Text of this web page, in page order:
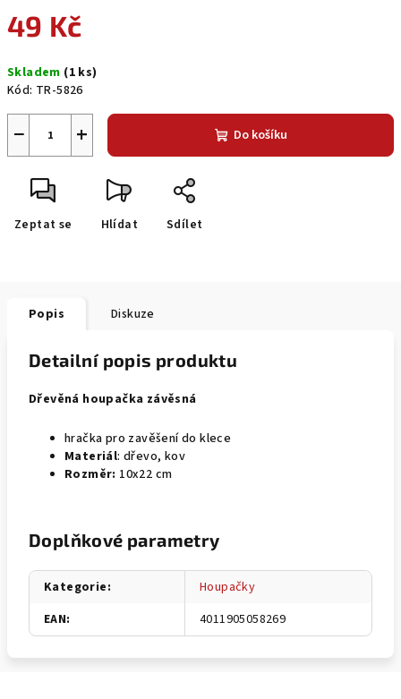
49 Kč
cena:
Skladem (1 ks)
Kód: TR-5826
+
− Do košíku
Zeptat se Hlídat Sdílet
Popis Diskuze
Detailní popis produktu
Dřevěná houpačka závěsná
hračka pro zavěšení do klece
Materiál: dřevo, kov
Rozměr: 10x22 cm
Doplňkové parametry
Kategorie:
Houpačky
EAN: 4011905058269